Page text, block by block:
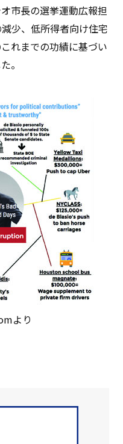
市長の選挙運動広報担
少、低所得者向け住宅
れまでの功績に基づい
。
より